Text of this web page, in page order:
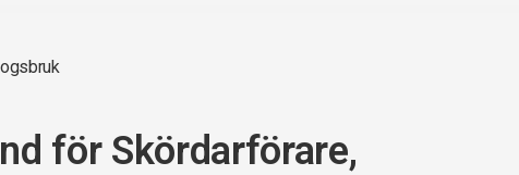
för Skördarförare,